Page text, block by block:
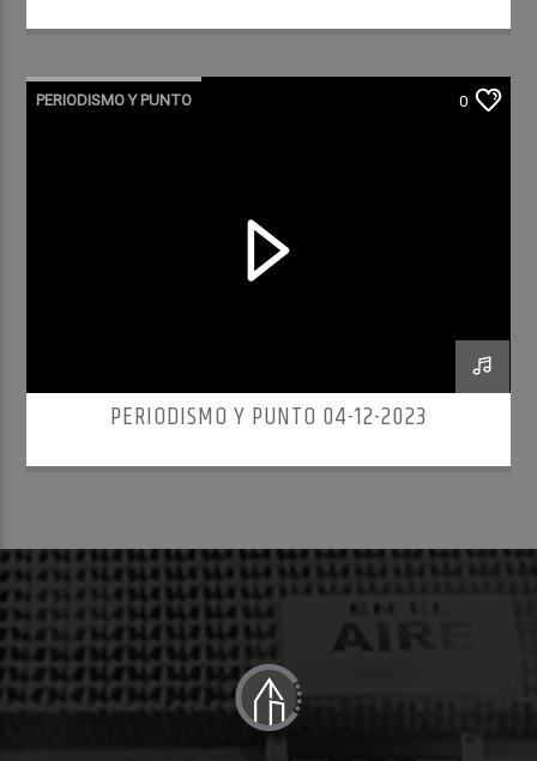
PERIODISMO Y PUNTO 0
PERIODISMO Y PUNTO 04-12-2023